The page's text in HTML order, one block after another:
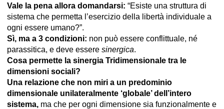
Vale la pena allora domandarsi: “Esiste una struttura di
sistema che permetta l’esercizio della libertà individuale a
ogni essere umano?”.
Sì, ma a 3 condizioni: non può essere conflittuale, né
parassitica, e deve essere sinergica.
Cosa permette la sinergia Tridimensionale tra le
dimensioni sociali?
Una relazione che non miri a un predominio
dimensionale unilateralmente ‘globale’ dell’intero
sistema, ma che per ogni dimensione sia funzionalmente e